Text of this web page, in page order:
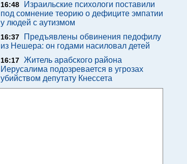
16:48
Израильские психологи поставили
под сомнение теорию о дефиците эмпатии
у людей с аутизмом
16:37
Предъявлены обвинения педофилу
из Нешера: он годами насиловал детей
16:17 Житель арабского района
Иерусалима подозревается в угрозах
убийством депутату Кнессета